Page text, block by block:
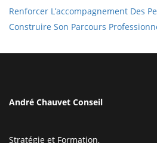
Renforcer L’accompagnement Des
Construire Son Parcours
André Chauvet Conseil
Stratégie et Formation,